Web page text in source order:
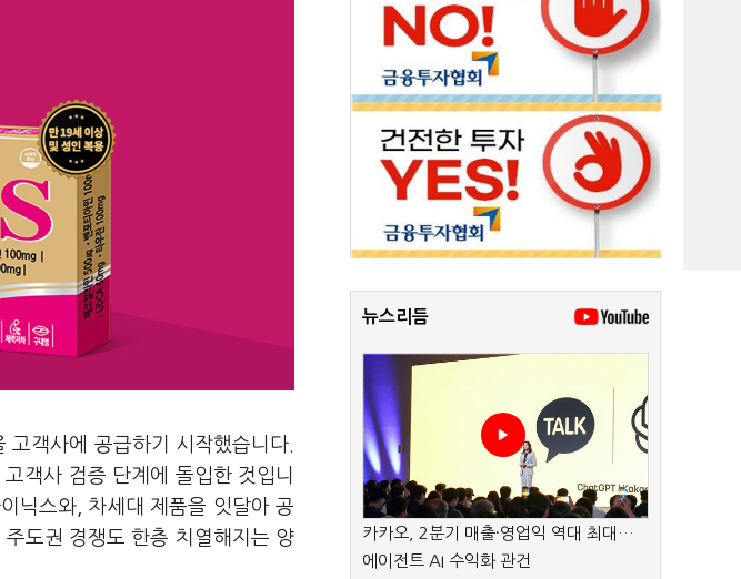
객사에 공급하기 시작했습니다.
객사 검증 단계에 돌입한 것입니
닉스와, 차세대 제품을 잇달아 공
도권 경쟁도 한층 치열해지는 양
뉴스리듬
카카오, 2분기 매출·영업익 역대 최대…
에이전트 AI 수익화 관건